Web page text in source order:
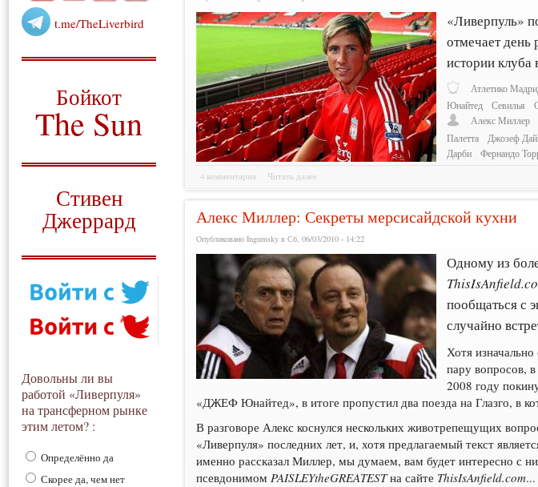
t.me/TheLiverbird
Бойкот
The Sun
Стивен
Джеррард
Довольны ли вы
работой «Ливерпуля»
на трансферном рынке
этим летом? :
Определённо да
Скорее да, чем нет
«Ливерпуль»
отмечает
истории клуба
Атлетико
Юнайтед
Севилья
Алекс Миллер
Палетта
Джозеф
Дарби
Фернандо
4 комментария Читать далее
Алекс Миллер: Секреты мерсисайдской кухни
Опубликовано Ingumsky в Сб, 06/03/2010 - 14:22
Одному из
пообщаться с
случайно
Хотя
пару вопросов,
2008 году
«ДЖЕФ Юнайтед», в итоге пропустил два поезда на Глазго, в
В разговоре Алекс коснулся нескольких животрепещущих
«Ливерпуля» последних лет, и, хотя предлагаемый текст
именно рассказал Миллер, мы думаем, вам будет интересно с
псевдонимом PAISLEYtheGREATESTна сайте ThisIsAnfield.com...